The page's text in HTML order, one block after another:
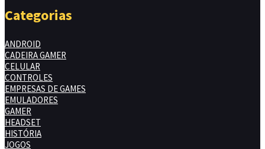
Categorias
ANDROID
CADEIRA GAMER
CELULAR
CONTROLES
EMPRESAS DE GAMES
EMULADORES
GAMER
HEADSET
HISTÓRIA
JOGOS